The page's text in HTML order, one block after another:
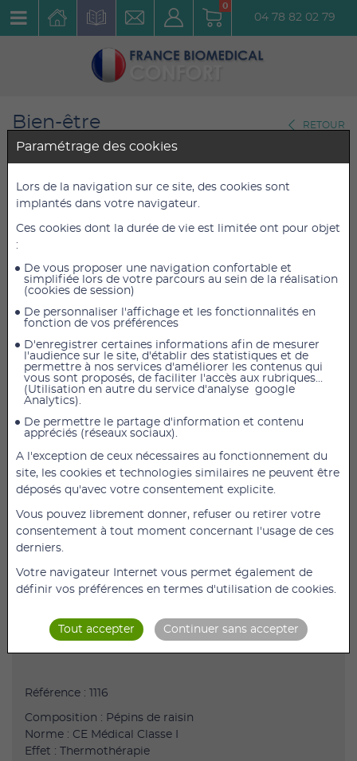
0
04 78 82 02 79
Bien-être
Traitement par le chaud
RETOUR
Compresse en pépins de
raisin SISSEL VINOTHERM
Réf. : 1116
29,40 € TTC
24,50 €HT
29,40 € TTC
AJOUTER AU PANIER
​​​Compresse chaude en pépins de raisin : ​​La compresse
en pépins de raisin soulage les douleurs du dos, des
épaules et de la nuque.
Le choix des pépins de raisin permettent de garder la
chaleur longtemps. La compresse, avec sa grande
surface, s'adapte parfaitement à votre corps.
Le coussin en pépins de raisin vous offre tous les
bénéfices d'un coussin mou.
Caractéristiques de la compresse pépins de raisin :
Confortable grâce à la finesse des pépins
Micro-Ondes ou congélateur
Forme 3 volet
Dimension: 20x40 cm
Référence : 1116
Composition : Pépins de raisin
Norme : CE Médical Classe I
Effet : Thermothérapie
Paramétrage des cookies
Lors de la navigation sur ce site, des cookies sont
implantés dans votre navigateur.
Ces cookies dont la durée de vie est limitée ont pour objet
:
De vous proposer une navigation confortable et
simplifiée lors de votre parcours au sein de la réalisation
(cookies de session)
De personnaliser l'affichage et les fonctionnalités en
fonction de vos préférences
D'enregistrer certaines informations afin de mesurer
l'audience sur le site, d'établir des statistiques et de
permettre à nos services d'améliorer les contenus qui
vous sont proposés, de faciliter l'accès aux rubriques...
(Utilisation en autre du service d'analyse google
Analytics).
De permettre le partage d'information et contenu
appréciés (réseaux sociaux).
A l'exception de ceux nécessaires au fonctionnement du
site, les cookies et technologies similaires ne peuvent être
déposés qu'avec votre consentement explicite.
Vous pouvez librement donner, refuser ou retirer votre
consentement à tout moment concernant l'usage de ces
derniers.
Votre navigateur Internet vous permet également de
définir vos préférences en termes d'utilisation de cookies.
Tout accepter Continuer sans accepter